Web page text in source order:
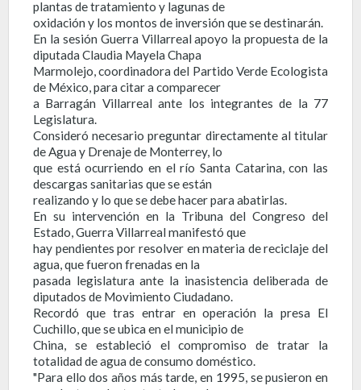
plantas de tratamiento y lagunas de
oxidación y los montos de inversión que se destinarán.
En la sesión Guerra Villarreal apoyo la propuesta de la
diputada Claudia Mayela Chapa
Marmolejo, coordinadora del Partido Verde Ecologista
de México, para citar a comparecer
a Barragán Villarreal ante los integrantes de la 77
Legislatura.
Consideró necesario preguntar directamente al titular
de Agua y Drenaje de Monterrey, lo
que está ocurriendo en el río Santa Catarina, con las
descargas sanitarias que se están
realizando y lo que se debe hacer para abatirlas.
En su intervención en la Tribuna del Congreso del
Estado, Guerra Villarreal manifestó que
hay pendientes por resolver en materia de reciclaje del
agua, que fueron frenadas en la
pasada legislatura ante la inasistencia deliberada de
diputados de Movimiento Ciudadano.
Recordó que tras entrar en operación la presa El
Cuchillo, que se ubica en el municipio de
China, se estableció el compromiso de tratar la
totalidad de agua de consumo doméstico.
"Para ello dos años más tarde, en 1995, se pusieron en